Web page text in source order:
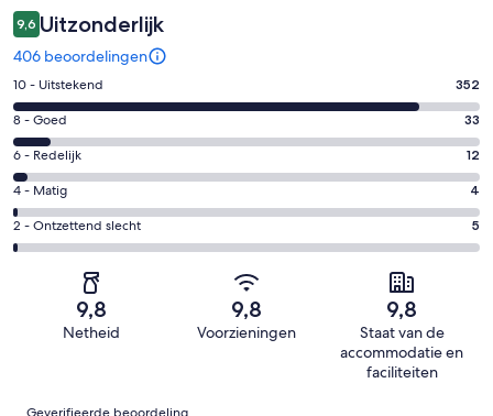
9,6 Uitzonderlijk
406 beoordelingen
Gastenscore:
10
-
Uitstekend.
352
van
406
beoordelingen
10 - Uitstekend 352
Gastenscore:
8
-
Goed.
33
van
406
beoordelingen
8 - Goed 33
Gastenscore:
6
-
Redelijk.
12
beoordelingen
6 - Redelijk 12
Gastenscore:
4
-
4 - Matig 4
Gastenscore:
2
Ontzettend
2 - Ontzettend slecht 5
9,8
Netheid
9,8
Voorzieningen
9,8
Staat van de
accommodatie en
faciliteiten
Beoordelingen
Geverifieerde beoordeling